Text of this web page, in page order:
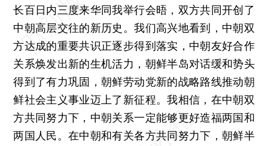
长百日内三度来华同我举行会晤，双方共同开创了
中朝高层交往的新历史。我们高兴地看到，中朝双
方达成的重要共识正逐步得到落实，中朝友好合作
关系焕发出新的生机活力，朝鲜半岛对话缓和势头
得到了有力巩固，朝鲜劳动党新的战略路线推动朝
鲜社会主义事业迈上了新征程。我相信，在中朝双
方共同努力下，中朝关系一定能够更好造福两国和
两国人民。在中朝和有关各方共同努力下，朝鲜半